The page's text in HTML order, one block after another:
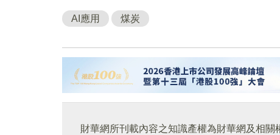
AI應用 煤炭
財華網所刊載內容之知識產權為財華網及相關